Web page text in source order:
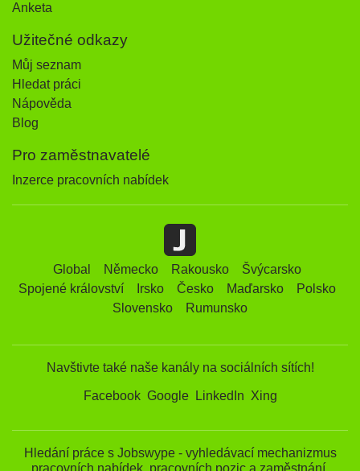
Anketa
Užitečné odkazy
Můj seznam
Hledat práci
Nápověda
Blog
Pro zaměstnavatelé
Inzerce pracovních nabídek
Global Německo Rakousko
Švýcarsko
Spojené království
Irsko Česko Maďarsko
Polsko
Slovensko
Rumunsko
Navštivte také naše kanály na sociálních sítích!
Facebook Google LinkedIn Xing
Hledání práce s Jobswype - vyhledávací mechanizmus
pracovních nabídek, pracovních pozic a zaměstnání.